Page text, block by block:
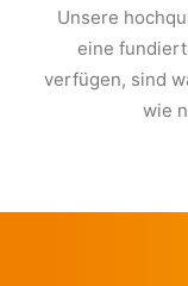
Unsere
eine
verfügen, sind
wie